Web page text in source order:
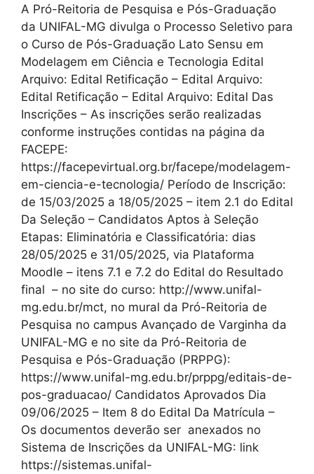
A Pró-Reitoria de Pesquisa e Pós-Graduação
da UNIFAL-MG divulga o Processo Seletivo para
o Curso de Pós-Graduação Lato Sensu em
Modelagem em Ciência e Tecnologia Edital
Arquivo: Edital Retificação – Edital Arquivo:
Edital Retificação – Edital Arquivo: Edital Das
Inscrições – As inscrições serão realizadas
conforme instruções contidas na página da
FACEPE:
https://facepevirtual.org.br/facepe/modelagem-
em-ciencia-e-tecnologia/ Período de Inscrição:
de 15/03/2025 a 18/05/2025 – item 2.1 do Edital
Da Seleção – Candidatos Aptos à Seleção
Etapas: Eliminatória e Classificatória: dias
28/05/2025 e 31/05/2025, via Plataforma
Moodle – itens 7.1 e 7.2 do Edital do Resultado
final – no site do curso: http://www.unifal-
mg.edu.br/mct, no mural da Pró-Reitoria de
Pesquisa no campus Avançado de Varginha da
UNIFAL-MG e no site da Pró-Reitoria de
Pesquisa e Pós-Graduação (PRPPG):
https://www.unifal-mg.edu.br/prppg/editais-de-
pos-graduacao/ Candidatos Aprovados Dia
09/06/2025 – Item 8 do Edital Da Matrícula –
Os documentos deverão ser anexados no
Sistema de Inscrições da UNIFAL-MG: link
https://sistemas.unifal-